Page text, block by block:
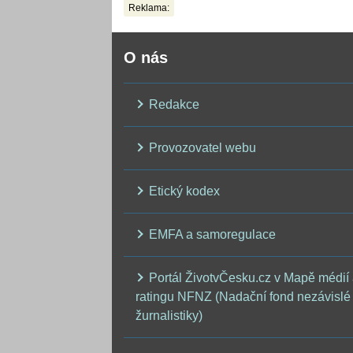
Reklama:
O nás
Redakce
Provozovatel webu
Etický kodex
EMFA a samoregulace
Portál ŽivotvČesku.cz v Mapě médií
ratingu NFNZ (Nadační fond nezávislé
žurnalistiky)